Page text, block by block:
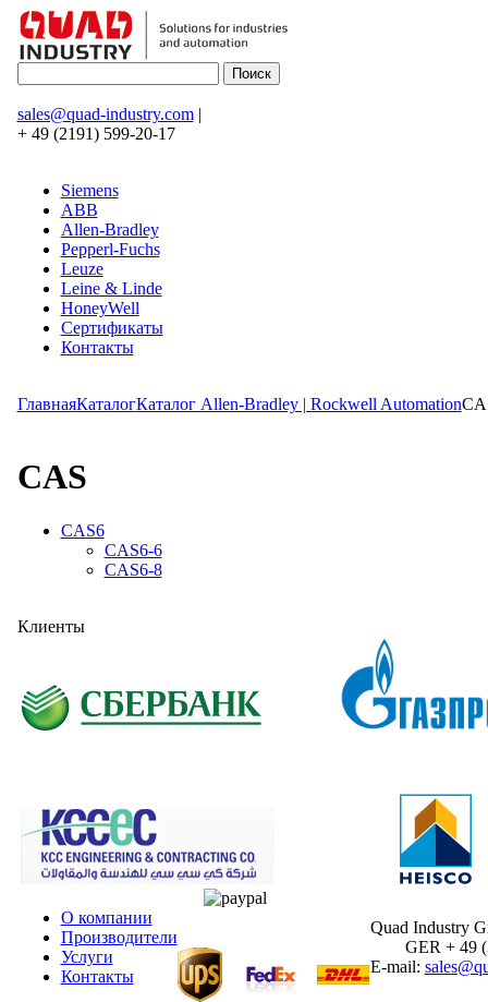
sales@quad-industry.com|
+ 49 (2191) 599-20-17
Siemens
ABB
Allen-Bradley
Pepperl-Fuchs
Leuze
Leine & Linde
HoneyWell
Сертификаты
Контакты
ГлавнаяКаталогКаталог Allen-Bradley | Rockwell Automation
CAS
CAS6
CAS6-6
CAS6-8
Клиенты
О компании
Производители
Услуги
Контакты
Quad Industry
GER + 49
E-mail: